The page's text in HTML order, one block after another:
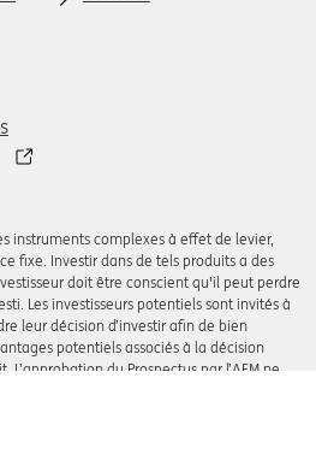
instruments complexes à effet de levier,
fixe. Investir dans de tels produits a des
doit être conscient qu'il peut perdre
Les investisseurs potentiels sont invités à
leur décision d’investir afin de bien
potentiels associés à la décision
L’approbation du Prospectus par l’AFM ne